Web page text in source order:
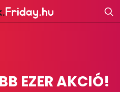
EZER AKCIÓ!